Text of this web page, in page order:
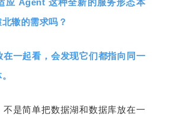
辙的需求吗？
在一起看，会发现它们都指向同一
不是简单把数据湖和数据库放在一